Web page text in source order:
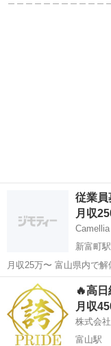
従業員
月収
Camellia
新富町駅
月収25万〜 富山県内で解体土木外構やってます！ 全員30歳以下で仲
良く仕事しています！ 若い子大歓迎！ 一緒
合わ
新富
🔥高
月収
株式会
富山駅